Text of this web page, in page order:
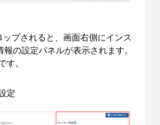
プされると、画面右側にインス
の設定パネルが表示されます。
す。
定